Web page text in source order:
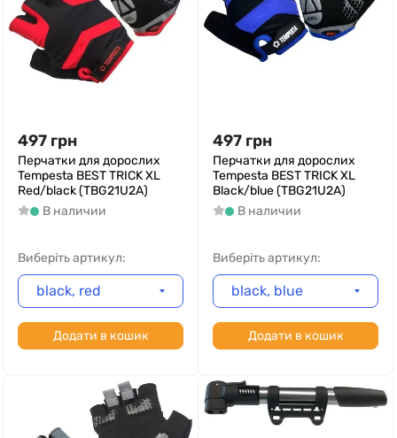
497 грн
Перчатки для дорослих
Tempesta BEST TRICK XL
Red/black (TBG21U2A)
В наличии
Виберіть артикул:
black, red
Додати в кошик
497 грн
Перчатки для дорослих
Tempesta BEST TRICK XL
Black/blue (TBG21U2A)
В наличии
Виберіть артикул:
black, blue
Додати в кошик